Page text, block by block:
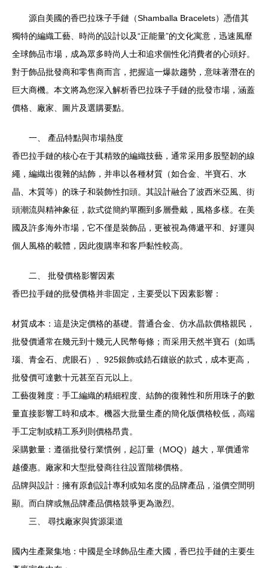
源自美國的香巴拉珠子手鏈（Shamballa Bracelets）憑借其
獨特的編織工藝、時尚的設計以及“正能量”的文化寓意，迅速風靡
全球飾品市場，成為眾多時尚人士和追求個性化消費者的心頭好。
對于飾品批發商和零售商而言，把握這一爆款趨勢，意味著潛在的
巨大商機。本文將為您深入解析香巴拉珠子手鏈的批發市場，涵蓋
價格、廠家、圖片及選購要點。
一、 產品特點與市場熱度
香巴拉手鏈的核心在于其精致的編織技藝，通常采用多股堅韌的線
繩，編織出復雜的結飾，并串以各種材質（如合金、半寶石、水
晶、木質等）的珠子和裝飾性扣頭。其設計融合了波西米亞風、街
頭潮流與精神象征，款式從簡約單圈到多層疊戴，風格多樣。在美
國及許多海外市場，它不僅是裝飾品，更被視為傳遞平和、好運與
個人風格的載體，因此復購率和客戶黏性較高。
二、 批發價格影響因素
香巴拉手鏈的批發價格并非固定，主要受以下因素影響：
材質成本：這是決定價格的基礎。普通合金、仿水晶款價格親民，
批發價通常在幾元到十幾元人民幣每條；而采用天然半寶石（如瑪
瑙、青金石、虎眼石）、925銀飾或鋯石鑲嵌的款式，成本更高，
批發價可達數十元甚至百元以上。
工藝復雜度：手工編織的精細程度、結飾的復雜性和所用珠子的數
量直接影響工時和成本。機器大批量生產的簡化版價格較低，高端
手工定制或精工系列則價格昂貴。
采購數量：遵循批發行業慣例，起訂量（MOQ）越大，單價通常
越優惠。廠家和大型批發商往往設置階梯價格。
品牌與設計：擁有原創設計專利或知名度的品牌產品，溢價空間明
顯。而白牌或無品牌產品價格競爭更為激烈。
三、 尋找廠家與貨源渠道
國內生產聚集地：中國是全球飾品生產大國，香巴拉手鏈的主要生